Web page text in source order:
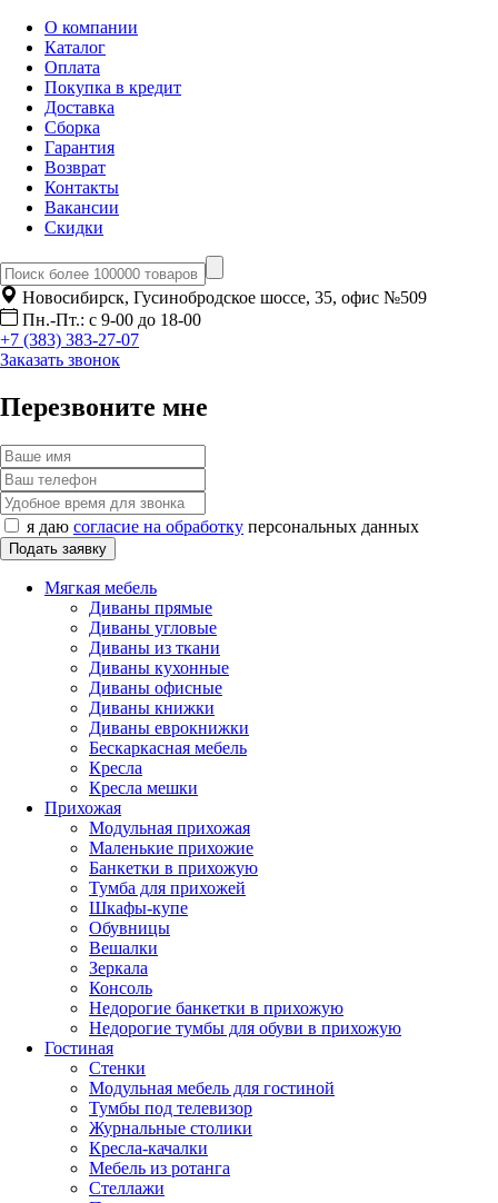
О компании
Каталог
Оплата
Покупка в кредит
Доставка
Сборка
Гарантия
Возврат
Контакты
Вакансии
Скидки
Новосибирск, Гусинобродское шоссе, 35, офис №509
Пн.-Пт.: с 9-00 до 18-00
+7 (383) 383-27-07
Заказать звонок
Перезвоните мне
я даю согласие на обработку персональных данных
Мягкая мебель
Диваны прямые
Диваны угловые
Диваны из ткани
Диваны кухонные
Диваны офисные
Диваны книжки
Диваны еврокнижки
Бескаркасная мебель
Кресла
Кресла мешки
Прихожая
Модульная прихожая
Маленькие прихожие
Банкетки в прихожую
Тумба для прихожей
Шкафы-купе
Обувницы
Вешалки
Зеркала
Консоль
Недорогие банкетки в прихожую
Недорогие тумбы для обуви в прихожую
Гостиная
Стенки
Модульная мебель для гостиной
Тумбы под телевизор
Журнальные столики
Кресла-качалки
Мебель из ротанга
Стеллажи